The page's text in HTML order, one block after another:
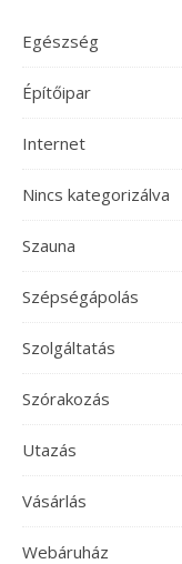
Egészség
Építőipar
Internet
Nincs kategorizálva
Szauna
Szépségápolás
Szolgáltatás
Szórakozás
Utazás
Vásárlás
Webáruház